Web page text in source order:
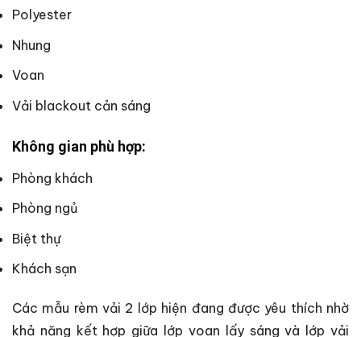
Polyester
Nhung
Voan
Vải blackout cản sáng
Không gian phù hợp:
Phòng khách
Phòng ngủ
Biệt thự
Khách sạn
Các mẫu rèm vải 2 lớp hiện đang được yêu thích nhờ
khả năng kết hợp giữa lớp voan lấy sáng và lớp vải